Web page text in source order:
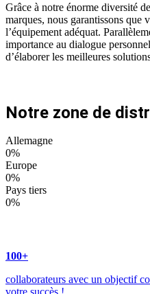
Grâce à notre énorme diversité
marques, nous garantissons que
l’équipement adéquat.
importance au dialogue
d’élaborer les meilleures
Notre zone de
Allemagne
0%
Europe
0%
Pays tiers
0%
100+
collaborateurs avec un objectif
votre succès !